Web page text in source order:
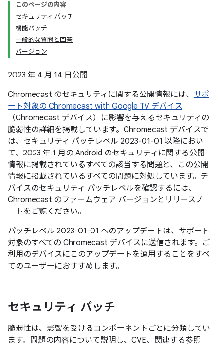
このページの内容
セキュリティ パッチ
機能パッチ
一般的な質問と回答
バージョン
2023 年 4 月 14 日公開
Chromecast のセキュリティに関する公開情報には、 サポ
ート対象の Chromecast with Google TV デバイス
（Chromecast デバイス）に影響を与えるセキュリティの
脆弱性の詳細を掲載しています。Chromecast デバイスで
は、セキュリティ パッチレベル 2023-01-01 以降におい
て、2023 年 1 月の Android のセキュリティに関する公開
情報に掲載されているすべての該当する問題と、この公開
情報に掲載されているすべての問題に対処しています。デ
バイスのセキュリティ パッチレベルを確認するには、
Chromecast のファームウェア バージョンとリリースノ
ートをご覧ください。
パッチレベル 2023-01-01 へのアップデートは、サポート
対象のすべての Chromecast デバイスに送信されます。ご
利用のデバイスにこのアップデートを適用することをすべ
てのユーザーにおすすめします。
セキュリティ パッチ
脆弱性は、影響を受けるコンポーネントごとに分類してい
ます。問題の内容について説明し、CVE、関連する参照